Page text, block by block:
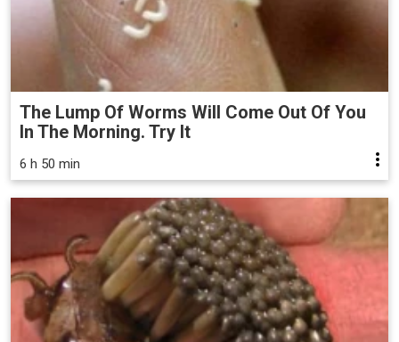
The Lump Of Worms Will Come Out Of You
In The Morning. Try It
6 h 50 min